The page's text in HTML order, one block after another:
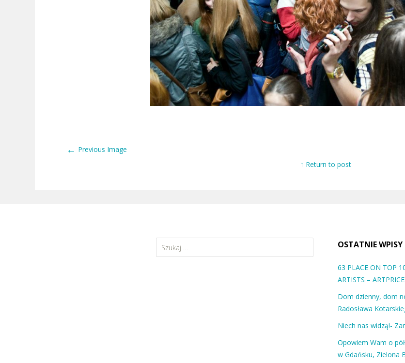
← Previous Image
↑ Return to post
Szukaj: OSTATNIE WPISY
63 PLACE ON TOP
ARTISTS –
Dom dzienny, dom
Radosława
Niech nas widzą!-
Opowiem Wam o
w Gdańsku, Zielona